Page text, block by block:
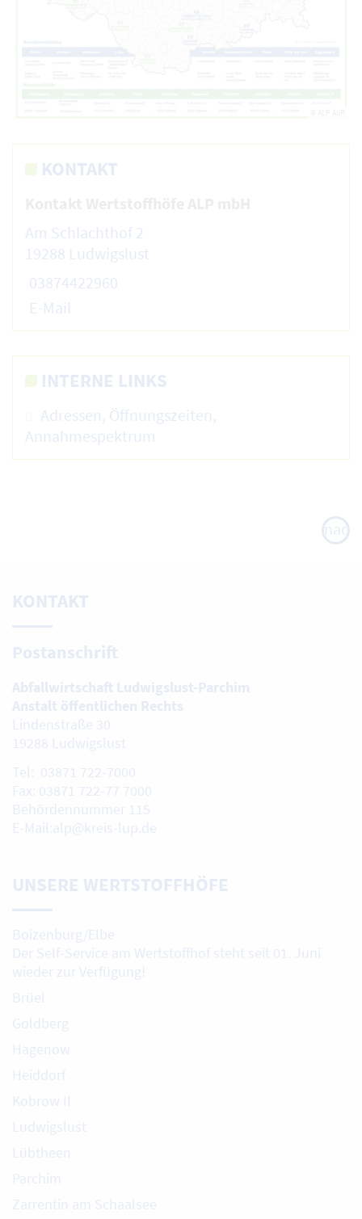
KONTAKT
Am Schlachthof 2
19288 Ludwigslust
03874422960
E-Mail
INTERNE LINKS
Adressen, Öffnungszeiten,
Annahmespektrum
nach
oben
KONTAKT
Postanschrift
Abfallwirtschaft Ludwigslust-Parchim
Anstalt öffentlichen Rechts
Lindenstraße 30
19288 Ludwigslust
Tel: 03871 722-7000
Fax: 03871 722-77 7000
Behördennummer 115
E-Mail:alp@kreis-lup.de
UNSERE WERTSTOFFHÖFE
Boizenburg/Elbe
Der Self-Service am Wertstoffhof steht seit 01. Juni
wieder zur Verfügung!
Brüel
Goldberg
Hagenow
Heiddorf
Kobrow II
Ludwigslust
Lübtheen
Parchim
Zarrentin am Schaalsee